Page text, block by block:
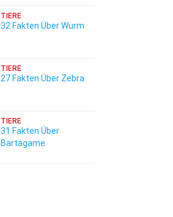
TIERE
32 Fakten Über Wurm
TIERE
27 Fakten Über Zebra
TIERE
31 Fakten Über
Bartagame